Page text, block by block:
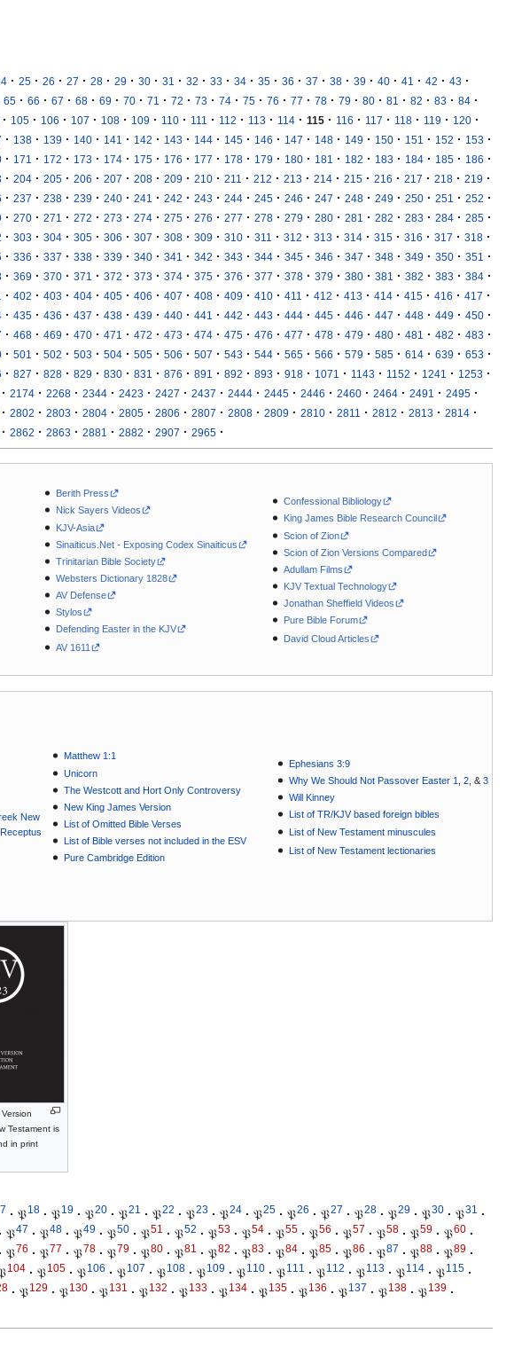
· 25 · 26 · 27 · 28 · 29 · 30 · 31 · 32 · 33 · 34 · 35 · 36 · 37 · 38 · 39 · 40 · 41 · 42 · 43 ·
65 · 66 · 67 · 68 · 69 · 70 · 71 · 72 · 73 · 74 · 75 · 76 · 77 · 78 · 79 · 80 · 81 · 82 · 83 · 84 ·
· 105 · 106 · 107 · 108 · 109 · 110 · 111 · 112 · 113 · 114 · 115 · 116 · 117 · 118 · 119 · 120 ·
· 138 · 139 · 140 · 141 · 142 · 143 · 144 · 145 · 146 · 147 · 148 · 149 · 150 · 151 · 152 · 153 ·
· 171 · 172 · 173 · 174 · 175 · 176 · 177 · 178 · 179 · 180 · 181 · 182 · 183 · 184 · 185 · 186 ·
· 204 · 205 · 206 · 207 · 208 · 209 · 210 · 211 · 212 · 213 · 214 · 215 · 216 · 217 · 218 · 219 ·
· 237 · 238 · 239 · 240 · 241 · 242 · 243 · 244 · 245 · 246 · 247 · 248 · 249 · 250 · 251 · 252 ·
· 270 · 271 · 272 · 273 · 274 · 275 · 276 · 277 · 278 · 279 · 280 · 281 · 282 · 283 · 284 · 285 ·
· 303 · 304 · 305 · 306 · 307 · 308 · 309 · 310 · 311 · 312 · 313 · 314 · 315 · 316 · 317 · 318 ·
· 336 · 337 · 338 · 339 · 340 · 341 · 342 · 343 · 344 · 345 · 346 · 347 · 348 · 349 · 350 · 351 ·
· 369 · 370 · 371 · 372 · 373 · 374 · 375 · 376 · 377 · 378 · 379 · 380 · 381 · 382 · 383 · 384 ·
· 402 · 403 · 404 · 405 · 406 · 407 · 408 · 409 · 410 · 411 · 412 · 413 · 414 · 415 · 416 · 417 ·
· 435 · 436 · 437 · 438 · 439 · 440 · 441 · 442 · 443 · 444 · 445 · 446 · 447 · 448 · 449 · 450 ·
· 468 · 469 · 470 · 471 · 472 · 473 · 474 · 475 · 476 · 477 · 478 · 479 · 480 · 481 · 482 · 483 ·
· 501 · 502 · 503 · 504 · 505 · 506 · 507 · 543 · 544 · 565 · 566 · 579 · 585 · 614 · 639 · 653 ·
· 827 · 828 · 829 · 830 · 831 · 876 · 891 · 892 · 893 · 918 · 1071 · 1143 · 1152 · 1241 · 1253 ·
· 2174 · 2268 · 2344 · 2423 · 2427 · 2437 · 2444 · 2445 · 2446 · 2460 · 2464 · 2491 · 2495 ·
· 2802 · 2803 · 2804 · 2805 · 2806 · 2807 · 2808 · 2809 · 2810 · 2811 · 2812 · 2813 · 2814 ·
· 2862 · 2863 · 2881 · 2882 · 2907 · 2965 ·
Berith Press
Nick Sayers Videos
KJV-Asia
Sinaiticus.Net - Exposing Codex Sinaiticus
Trinitarian Bible Society
Websters Dictionary 1828
AV Defense
Stylos
Defending Easter in the KJV
AV 1611
Confessional Bibliology
King James Bible Research Council
Scion of Zion
Scion of Zion Versions Compared
Adullam Films
KJV Textual Technology
Jonathan Sheffield Videos
Pure Bible Forum
David Cloud Articles
New
Matthew 1:1
Unicorn
The Westcott and Hort Only Controversy
New King James Version
List of Omitted Bible Verses
List of Bible verses not included in the ESV
Pure Cambridge Edition
Ephesians 3:9
Why We Should Not Passover Easter 1
,2 , &3
Will Kinney
List of TR/KJV based foreign bibles
List of New Testament minuscules
List of New Testament lectionaries
Testament is
in print
· 𝔓18 · 𝔓19 · 𝔓20 · 𝔓21 · 𝔓22 · 𝔓23 · 𝔓24 · 𝔓25 · 𝔓26 · 𝔓27 · 𝔓28 · 𝔓29 · 𝔓30 · 𝔓31
·
· 𝔓47 · 𝔓48 · 𝔓49 · 𝔓50 · 𝔓51 · 𝔓52 · 𝔓53 · 𝔓54 · 𝔓55 · 𝔓56 · 𝔓57 · 𝔓58 · 𝔓59 · 𝔓60 ·
· 𝔓76 · 𝔓77 · 𝔓78 · 𝔓79 · 𝔓80 · 𝔓81 · 𝔓82 · 𝔓83 · 𝔓84 · 𝔓85 · 𝔓86 · 𝔓87 · 𝔓88 · 𝔓89 ·
104 · 𝔓105 · 𝔓106 · 𝔓107 · 𝔓108 · 𝔓109 · 𝔓110 · 𝔓111 · 𝔓112 · 𝔓113 · 𝔓114 · 𝔓115 ·
· 𝔓129 · 𝔓130 · 𝔓131 · 𝔓132 · 𝔓133 · 𝔓134 · 𝔓135 · 𝔓136 · 𝔓137 · 𝔓138 · 𝔓139 ·